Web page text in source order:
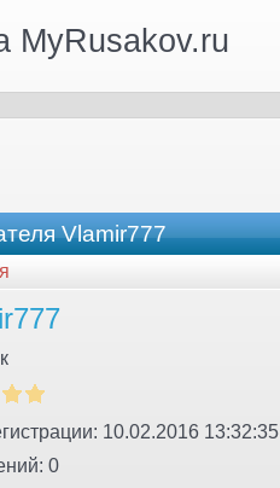
MyRusakov.ru
Vlamir777
10.02.2016 13:32:35
0